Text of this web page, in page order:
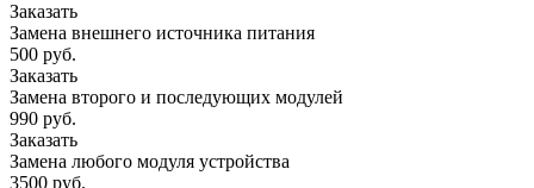
Заказать
Замена внешнего источника питания
500 руб.
Заказать
Замена второго и последующих модулей
990 руб.
Заказать
Замена любого модуля устройства
3500 руб.